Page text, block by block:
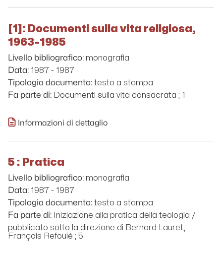
[1]: Documenti sulla vita religiosa,
1963-1985
Livello bibliografico: monografia
Data: 1987 - 1987
Tipologia documento: testo a stampa
Fa parte di: Documenti sulla vita consacrata ; 1
Informazioni di dettaglio
5 : Pratica
Livello bibliografico: monografia
Data: 1987 - 1987
Tipologia documento: testo a stampa
Fa parte di: Iniziazione alla pratica della teologia /
pubblicato sotto la direzione di Bernard Lauret,
François Refoulé ; 5